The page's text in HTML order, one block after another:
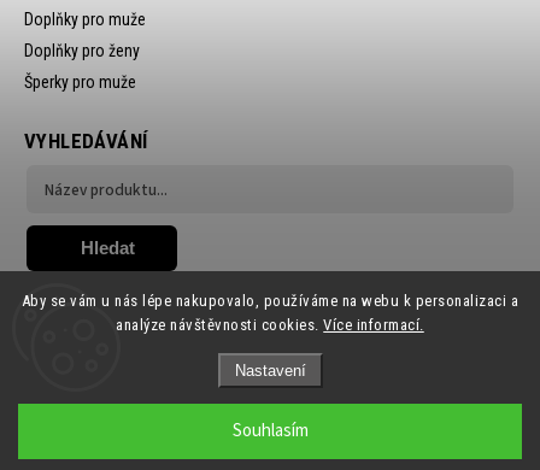
Aby se vám u nás lépe nakupovalo, používáme na webu k personalizaci a
analýze návštěvnosti cookies.Více informací.
Nastavení
Souhlasím
Doplňky pro muže
Doplňky pro ženy
Šperky pro muže
VYHLEDÁVÁNÍ
Hledat
Ewena.CZ. Všechna práva vyhrazena.